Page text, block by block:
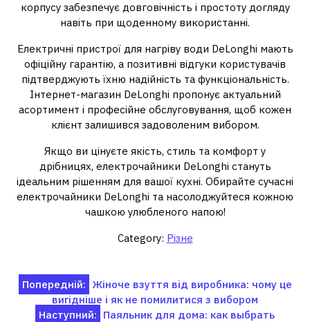
корпусу забезпечує довговічність і простоту догляду
навіть при щоденному використанні.
Електричні пристрої для нагріву води DeLonghi мають
офіційну гарантію, а позитивні відгуки користувачів
підтверджують їхню надійність та функціональність.
Інтернет-магазин DeLonghi пропонує актуальний
асортимент і професійне обслуговування, щоб кожен
клієнт залишився задоволеним вибором.
Якщо ви цінуєте якість, стиль та комфорт у
дрібницях, електрочайники DeLonghi стануть
ідеальним рішенням для вашої кухні. Обирайте сучасні
електрочайники DeLonghi та насолоджуйтеся кожною
чашкою улюбленого напою!
Category: Різне
Навігація
записів
Попередній: Жіноче взуття від виробника: чому це
вигідніше і як не помилитися з вибором
Наступний: Паяльник для дома: как выбрать